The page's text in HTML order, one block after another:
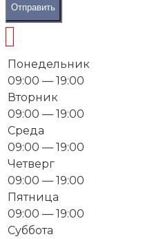
Отправить
Понедельник
09:00 — 19:00
Вторник
09:00 — 19:00
Среда
09:00 — 19:00
Четверг
09:00 — 19:00
Пятница
09:00 — 19:00
Суббота